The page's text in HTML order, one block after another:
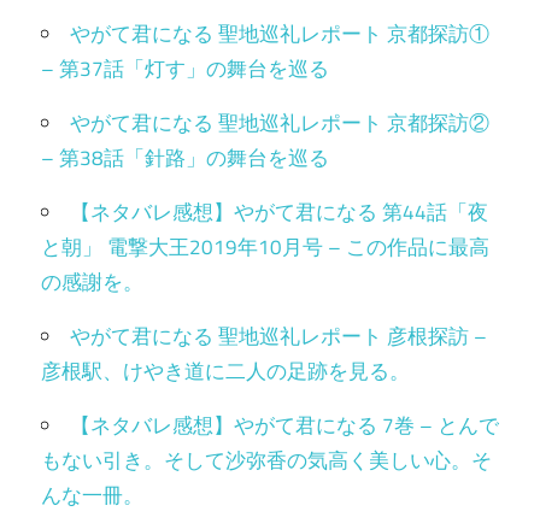
やがて君になる 聖地巡礼レポート 京都探訪①
– 第37話「灯す」の舞台を巡る
やがて君になる 聖地巡礼レポート 京都探訪②
– 第38話「針路」の舞台を巡る
【ネタバレ感想】やがて君になる 第44話「夜
と朝」 電撃大王2019年10月号 – この作品に最高
の感謝を。
やがて君になる 聖地巡礼レポート 彦根探訪 –
彦根駅、けやき道に二人の足跡を見る。
【ネタバレ感想】やがて君になる 7巻 – とんで
もない引き。そして沙弥香の気高く美しい心。そ
んな一冊。